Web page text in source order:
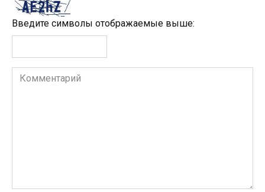
Введите символы отображаемые выше:
Комментарий